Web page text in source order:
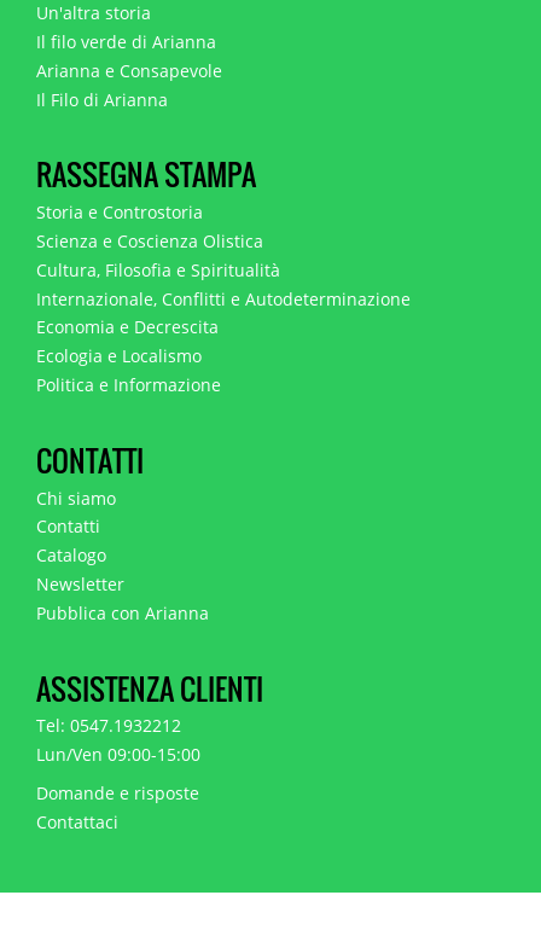
Un'altra storia
Il filo verde di Arianna
Arianna e Consapevole
Il Filo di Arianna
RASSEGNA STAMPA
Storia e Controstoria
Scienza e Coscienza Olistica
Cultura, Filosofia e Spiritualità
Internazionale, Conflitti e Autodeterminazione
Economia e Decrescita
Ecologia e Localismo
Politica e Informazione
CONTATTI
Chi siamo
Contatti
Catalogo
Newsletter
Pubblica con Arianna
ASSISTENZA CLIENTI
Tel: 0547.1932212
Lun/Ven 09:00-15:00
Domande e risposte
Contattaci